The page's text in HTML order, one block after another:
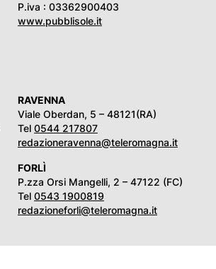
P.iva : 03362900403
www.pubblisole.it
RAVENNA
Viale Oberdan, 5 – 48121(RA)
Tel 0544 217807
redazioneravenna@teleromagna.it
FORLÌ
P.zza Orsi Mangelli, 2 – 47122 (FC)
Tel 0543 1900819
redazioneforli@teleromagna.it